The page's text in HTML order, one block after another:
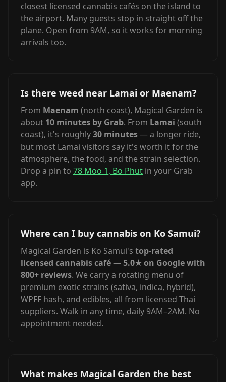
closest licensed cannabis cafés on the island to
the airport. Many guests stop in straight off the
plane. Open from 9AM, so it works for morning
arrivals too.
Is there weed near Lamai or Maenam?
From Maenam (north coast), Magical Garden is
about 10 minutes by Grab. From Lamai (south
coast), it's roughly30 minutes— a longer ride,
but most Lamai visitors say it's worth it for the
atmosphere, the food, and the strain selection.
Drop a pin to 78 Moo 1, Bo Phut in your Grab
app.
Where can I buy cannabis on Ko Samui?
Magical Garden is Ko Samui's top-rated
licensed cannabis café — 5.0★ on Google with
800+ reviews. We carry a rotating menu of
premium exotic strains (sativa, indica, hybrid),
WPFF hash, and edibles, all from licensed Thai
suppliers. Walk in any time, daily 9AM–2AM. No
appointment needed.
What makes Magical Garden the best